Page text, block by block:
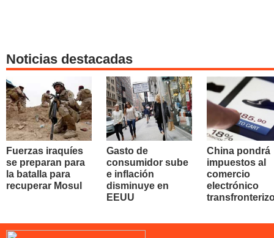
Noticias destacadas
Fuerzas iraquíes
se preparan para
la batalla para
recuperar Mosul
Gasto de
consumidor sube
e inflación
disminuye en
EEUU
China pondrá
impuestos al
comercio
electrónico